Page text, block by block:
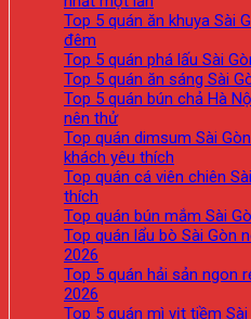
Top 5 quán ăn khuya Sài
đêm
Top 5 quán phá lấu Sài
Top 5 quán ăn sáng Sài
Top 5 quán bún chả Hà
nên thử
Top quán dimsum Sài
khách yêu thích
Top quán cá viên chiên
thích
Top quán bún mắm Sài
Top quán lẩu bò Sài Gòn
2026
Top 5 quán hải sản ngon
2026
Top 5 quán mì vịt tiềm